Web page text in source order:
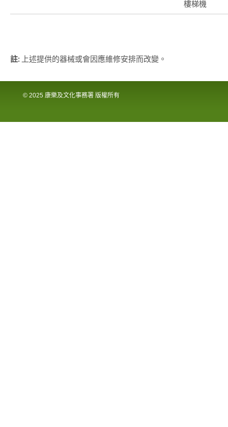
樓梯機
註: 上述提供的器械或會因應維修安排而改變。
© 2025 康樂及文化事務署 版權所有